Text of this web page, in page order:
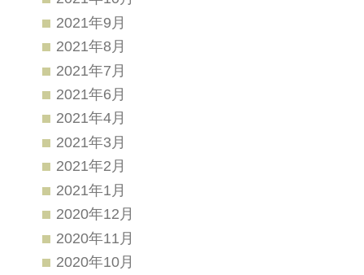
2021年9月
2021年8月
2021年7月
2021年6月
2021年4月
2021年3月
2021年2月
2021年1月
2020年12月
2020年11月
2020年10月